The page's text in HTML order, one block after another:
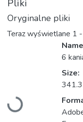
Pliki
Oryginalne pliki
Teraz wyświetlane 1
Ładowanie...
6
Size: